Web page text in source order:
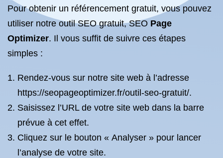
Pour obtenir un référencement gratuit, vous pouvez
utiliser notre outil SEO gratuit, SEO Page
Optimizer. Il vous suffit de suivre ces étapes
simples :
Rendez-vous sur notre site web à l’adresse
https://seopageoptimizer.fr/outil-seo-gratuit/.
Saisissez l’URL de votre site web dans la barre
prévue à cet effet.
Cliquez sur le bouton « Analyser » pour lancer
l’analyse de votre site.